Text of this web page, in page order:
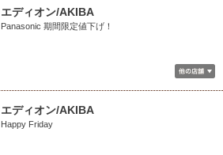
エディオン/AKIBA
Panasonic 期間限定値下げ！
エディオン/AKIBA
Happy Friday